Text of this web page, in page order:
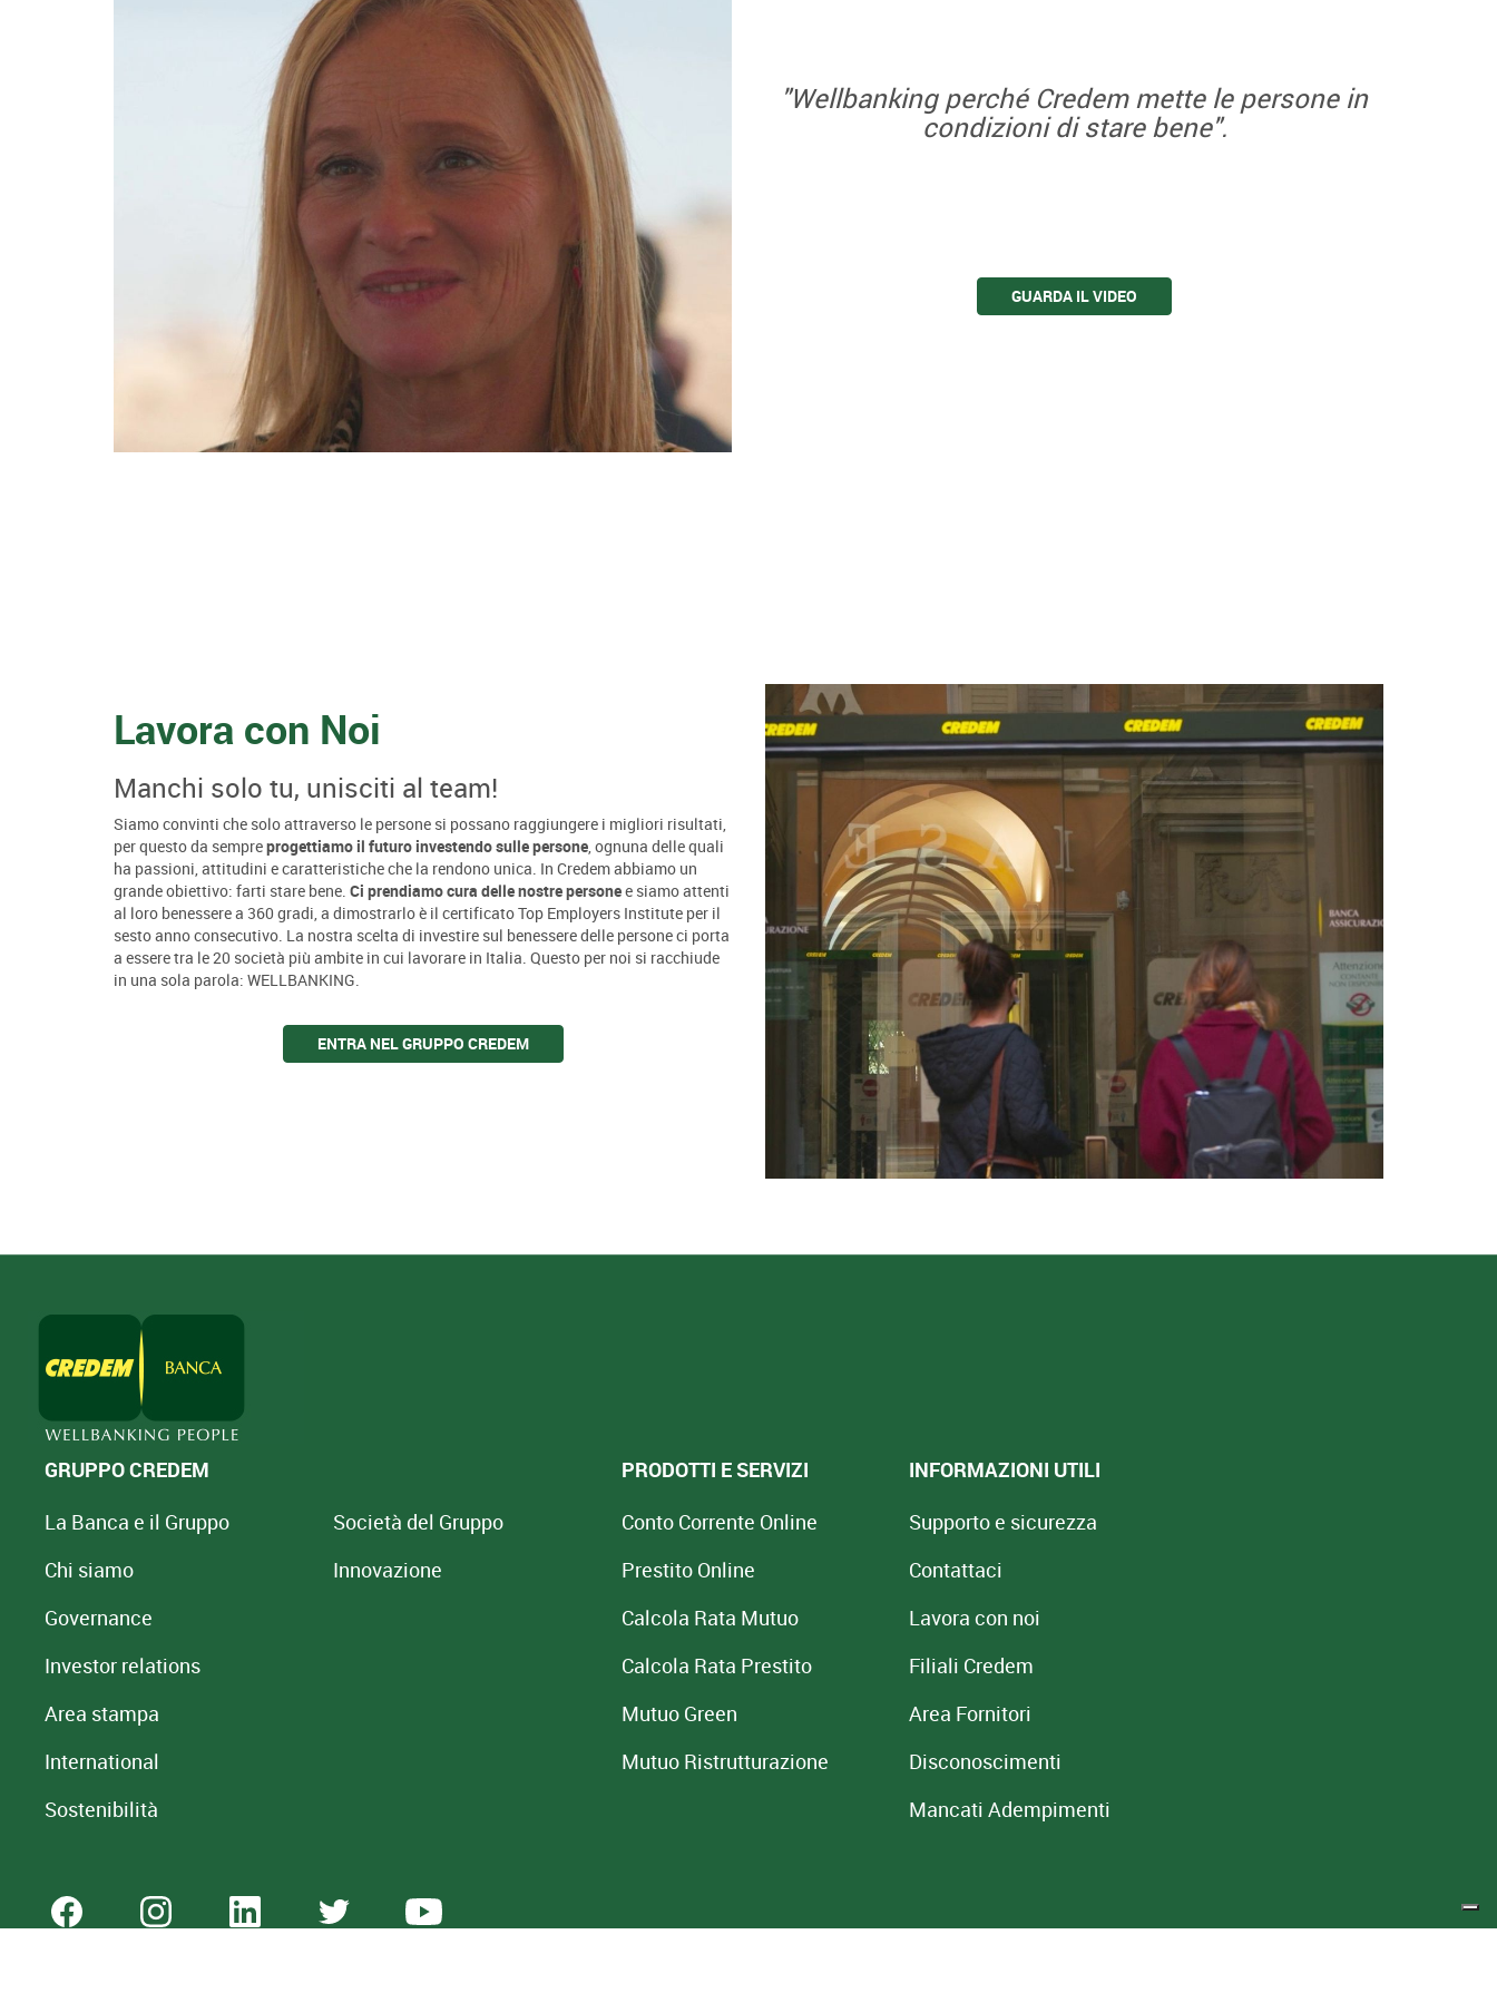
"Wellbanking perché Credem mette le persone in
condizioni di stare bene".
GUARDA IL VIDEO
Lavora con Noi
Manchi solo tu, unisciti al team!
Siamo convinti che solo attraverso le persone si possano raggiungere i migliori risultati,
per questo da sempreprogettiamo il futuro investendo sulle persone, ognuna delle quali
ha passioni, attitudini e caratteristiche che la rendono unica. In Credem abbiamo un
grande obiettivo: farti stare bene. Ci prendiamo cura delle nostre personee siamo attenti
al loro benessere a 360 gradi, a dimostrarlo è il certificato Top Employers Institute per il
sesto anno consecutivo. La nostra scelta di investire sul benessere delle persone ci porta
a essere tra le 20 società più ambite in cui lavorare in Italia. Questo per noi si racchiude
in una sola parola: WELLBANKING.
ENTRA NEL GRUPPO CREDEM
GRUPPO CREDEM
La Banca e il Gruppo
Chi siamo
Governance
Investor relations
Area stampa
International
Sostenibilità
Società del Gruppo
Innovazione
PRODOTTI E SERVIZI
Conto Corrente Online
Prestito Online
Calcola Rata Mutuo
Calcola Rata Prestito
Mutuo Green
Mutuo Ristrutturazione
INFORMAZIONI UTILI
Supporto e sicurezza
Contattaci
Lavora con noi
Filiali Credem
Area Fornitori
Disconoscimenti
Mancati Adempimenti